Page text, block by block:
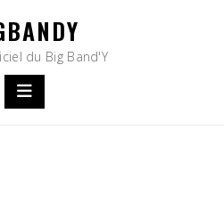
du Big Band'Y